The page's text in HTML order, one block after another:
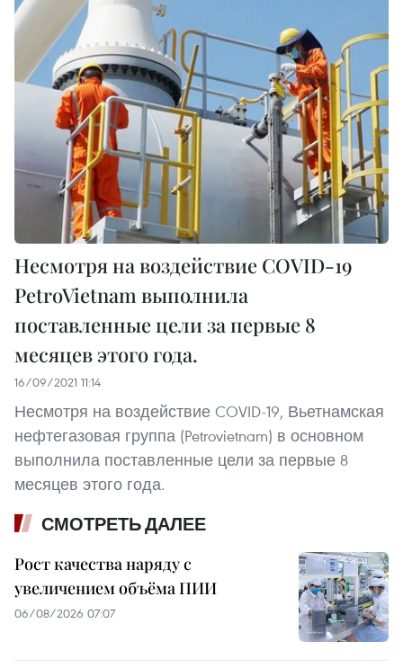
Несмотря на воздействие COVID-19
PetroVietnam выполнила
поставленные цели за первые 8
месяцев этого года.
16/09/2021 11:14
Несмотря на воздействие COVID-19, Вьетнамская
нефтегазовая группа (Petrovietnam) в основном
выполнила поставленные цели за первые 8
месяцев этого года.
СМОТРЕТЬ ДАЛЕЕ
Рост качества наряду с
увеличением объёма ПИИ
06/08/2026 07:07